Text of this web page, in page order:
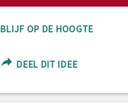
BLIJF OP DE HOOGTE
DEEL DIT IDEE